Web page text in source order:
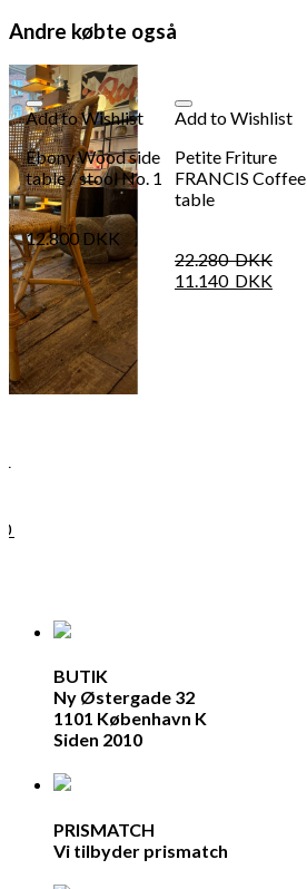
Andre købte også
Add to Wishlist
Ebony Wood side
table / stool No. 1
12.800 DKK
Add to Wishlist
Petite Friture
FRANCIS Coffee
table
22.280DKK
11.140 DKK
BUTIK
Ny Østergade 32
1101 København K
Siden 2010
PRISMATCH
Vi tilbyder prismatch